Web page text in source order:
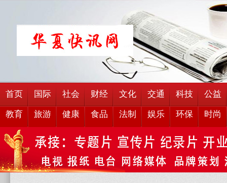
首页 国际 社会 财经 文化 交通 科技 公益
教育 旅游 健康 食品 法制 娱乐 环保 时尚